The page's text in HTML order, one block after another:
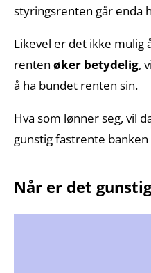
styringsrenten går enda
Likevel er det ikke mulig
rentenøker betydelig,
å ha bundet renten sin.
Hva som lønner seg, vil
gunstig fastrente
Når er det